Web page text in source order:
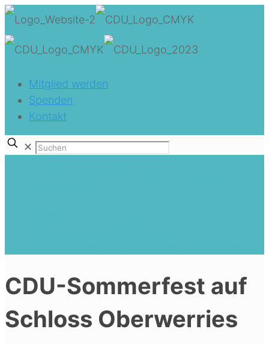
Mitglied werden
Spenden
Kontakt
✕
CDU-Sommerfest auf
Schloss Oberwerries